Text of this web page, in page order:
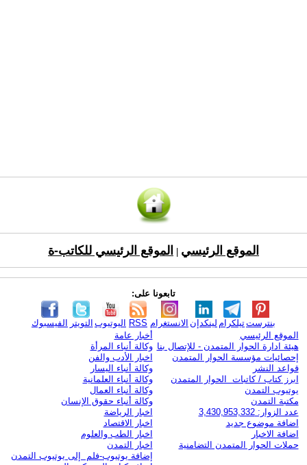
الموقع الرئيسي الموقع الرئيسي للكاتب-ة
تابعونا على:
الفيسبوك التويتر اليوتيوب RSS الانستغرام لينكدإن تيلكرامبنترست
الموقع الرئيسي
هيئة ادارة الحوار المتمدن - للإتصال بنا
إحصائيات مؤسسة الحوار المتمدن
قواعد النشر
ابرز كتاب / كاتبات الحوار المتمدن
يوتيوب التمدن
مكتبة التمدن
عدد الزوار: 3,430,953,332
اضافة موضوع جديد
اضافة الاخبار
حملات الحوار المتمدن التضامنية
أخبار عامة
وكالة أنباء المرأة
اخبار الأدب والفن
وكالة أنباء اليسار
وكالة أنباء العلمانية
وكالة أنباء العمال
وكالة أنباء حقوق الإنسان
اخبار الرياضة
اخبار الاقتصاد
اخبار الطب والعلوم
اخبار التمدن
إضافة يوتيوب-فلم إلى يوتيوب التمدن